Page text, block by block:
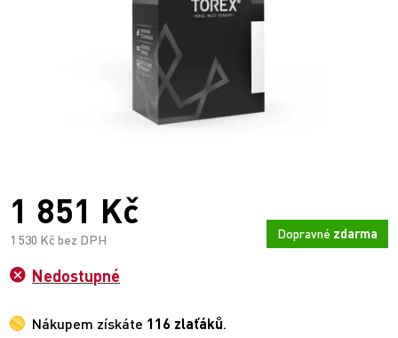
1 851 Kč
1 530 Kč bez DPH Dopravné zdarma
Nedostupné
Nákupem získáte 116 zlaťáků.